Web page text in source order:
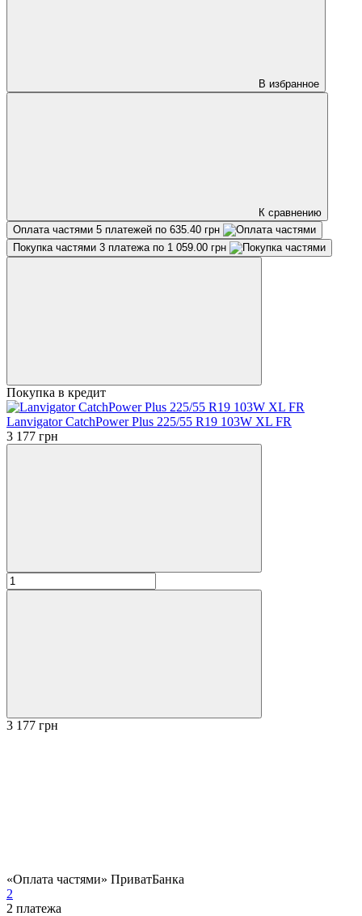
В избранное
К сравнению
Оплата частями 5 платежей по 635.40 грн
Покупка частями 3 платежа по 1 059.00 грн
Покупка в кредит
Lanvigator CatchPower Plus 225/55 R19 103W XL FR
3 177 грн
3 177 грн
«Оплата частями» ПриватБанка
2
2 платежа